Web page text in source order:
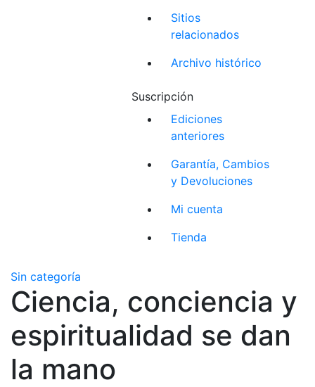
Sitios
relacionados
Archivo histórico
Suscripción
Ediciones
anteriores
Garantía, Cambios
y Devoluciones
Mi cuenta
Tienda
Sin categoría
Ciencia, conciencia y
espiritualidad se dan
la mano